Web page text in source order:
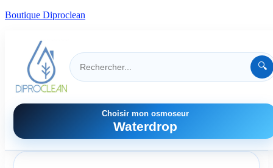
Boutique Diproclean
🔍
Choisir mon osmoseur
Waterdrop